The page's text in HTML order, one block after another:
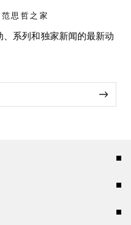
思哲之家
系列和独家新闻的最新动